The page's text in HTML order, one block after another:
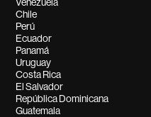
Chile
Perú
Ecuador
Panamá
Uruguay
Costa Rica
El Salvador
República Dominicana
Guatemala